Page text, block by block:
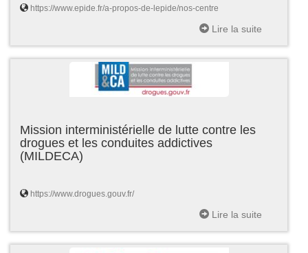
https://www.epide.fr/a-propos-de-lepide/nos-centre
Lire la suite
Mission interministérielle de lutte contre les
drogues et les conduites addictives
(MILDECA)
https://www.drogues.gouv.fr/
Lire la suite